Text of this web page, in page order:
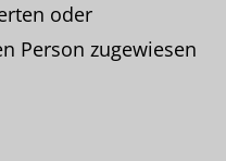
oder
Person zugewiesen